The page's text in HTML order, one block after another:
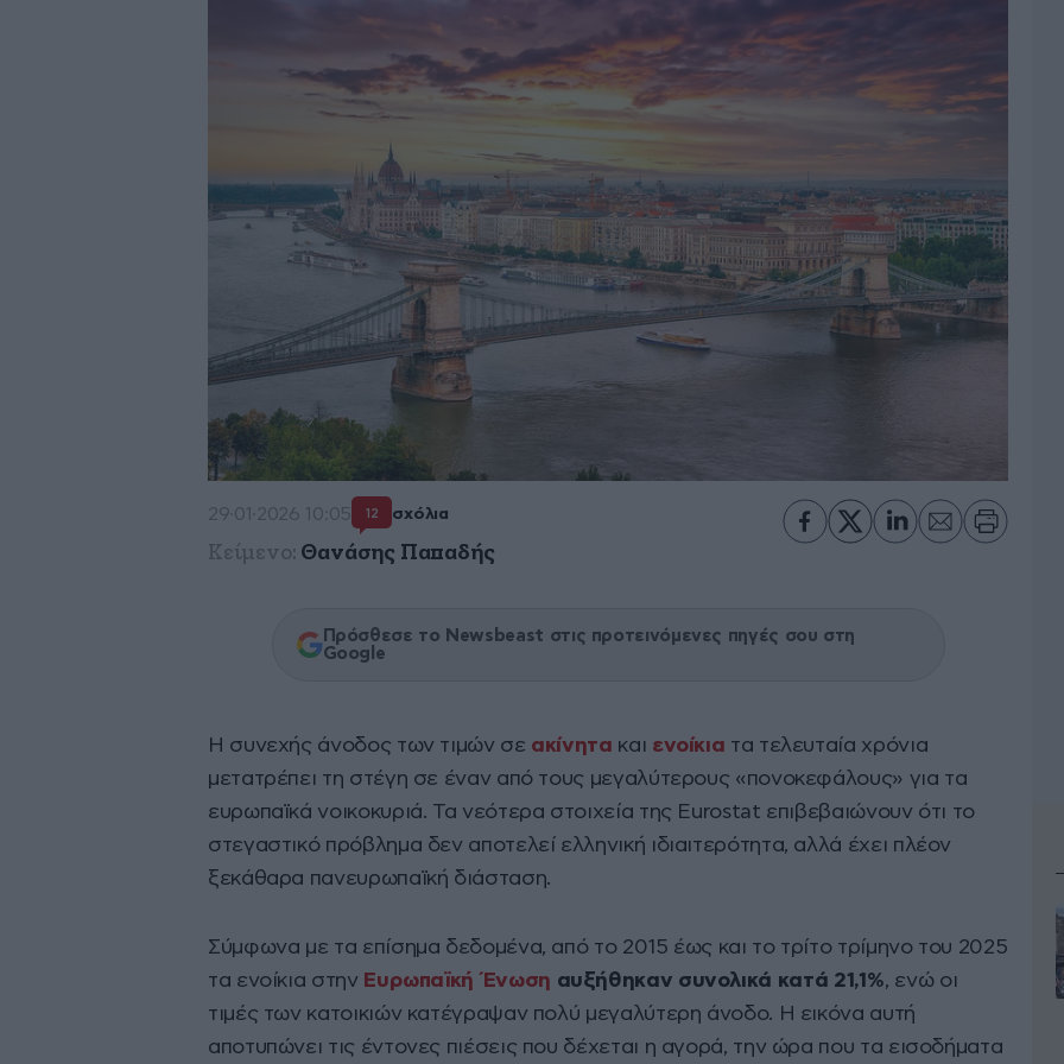
29·01·2026 10:05 12 σχόλια
Κείμενο: Θανάσης Παπαδής
Πρόσθεσε το Newsbeast στις προτεινόμενες πηγές σου στη
Google
Η συνεχής άνοδος των τιμών σε ακίνητα και ενοίκια τα τελευταία χρόνια
μετατρέπει τη στέγη σε έναν από τους μεγαλύτερους «πονοκεφάλους» για τα
ευρωπαϊκά νοικοκυριά. Τα νεότερα στοιχεία της Eurostat επιβεβαιώνουν ότι το
στεγαστικό πρόβλημα δεν αποτελεί ελληνική ιδιαιτερότητα, αλλά έχει πλέον
ξεκάθαρα πανευρωπαϊκή διάσταση.
Σύμφωνα με τα επίσημα δεδομένα, από το 2015 έως και το τρίτο τρίμηνο του 2025
τα ενοίκια στην Ευρωπαϊκή Ένωση αυξήθηκαν συνολικά κατά 21,1%, ενώ οι
τιμές των κατοικιών κατέγραψαν πολύ μεγαλύτερη άνοδο. Η εικόνα αυτή
αποτυπώνει τις έντονες πιέσεις που δέχεται η αγορά, την ώρα που τα εισοδήματα